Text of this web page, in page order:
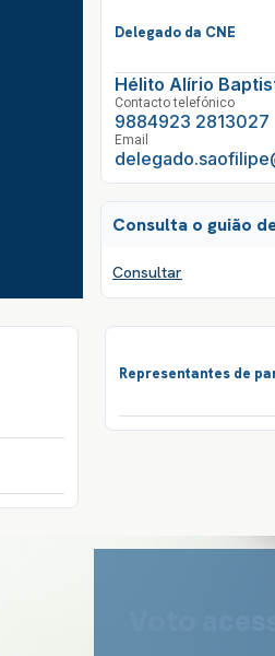
Delegado da CNE
Hélito Alírio
Contacto telefónico
9884923 2813027
Email
Consulta o guião
Consultar
Representantes de